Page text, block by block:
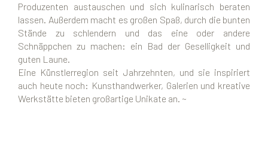
Produzenten austauschen und sich kulinarisch beraten
lassen. Außerdem macht es großen Spaß, durch die bunten
Stände zu schlendern und das eine oder andere
Schnäppchen zu machen: ein Bad der Geselligkeit und
guten Laune.
Eine Künstlerregion seit Jahrzehnten, und sie inspiriert
auch heute noch: Kunsthandwerker, Galerien und kreative
Werkstätte bieten großartige Unikate an. ~